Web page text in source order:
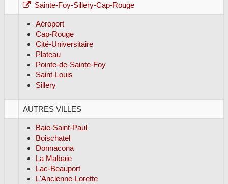
Sainte-Foy-Sillery-Cap-Rouge
Aéroport
Cap-Rouge
Cité-Universitaire
Plateau
Pointe-de-Sainte-Foy
Saint-Louis
Sillery
AUTRES VILLES
Baie-Saint-Paul
Boischatel
Donnacona
La Malbaie
Lac-Beauport
L'Ancienne-Lorette